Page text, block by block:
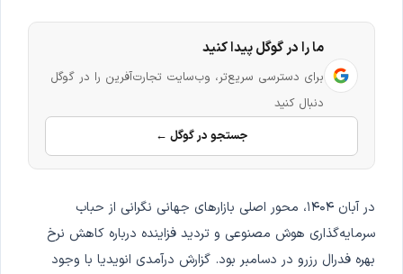
ما را در گوگل پیدا کنید
برای دسترسی سریع‌تر، وب‌سایت تجارت‌آفرین را در گوگل
دنبال کنید
جستجو در گوگل ←
در آبان ۱۴۰۴، محور اصلی بازارهای جهانی نگرانی از حباب
سرمایه‌گذاری هوش مصنوعی و تردید فزاینده درباره کاهش نرخ
بهره فدرال رزرو در دسامبر بود. گزارش درآمدی انویدیا با وجود